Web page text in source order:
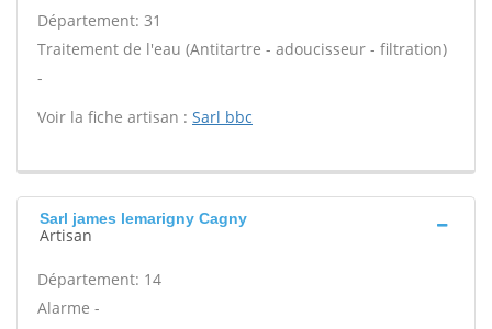
Département: 31
Traitement de l'eau (Antitartre - adoucisseur - filtration)
-
Voir la fiche artisan : Sarl bbc
Sarl james lemarigny Cagny
Artisan
Département: 14
Alarme -